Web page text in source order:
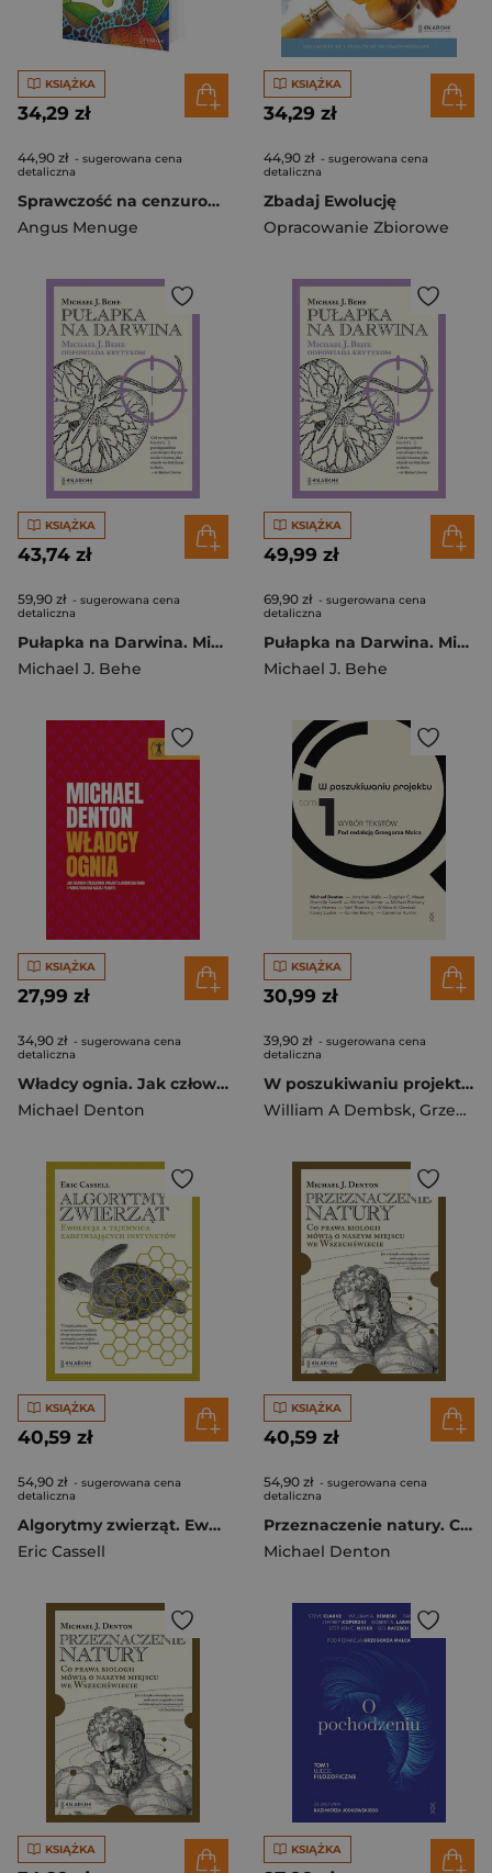
KSIĄŻKA
34,29 zł
44,90 zł - sugerowana cena
detaliczna
Sprawczość na cenzurowanym. Materializm a racjonalności nauki.
Angus Menuge
KSIĄŻKA
34,29 zł
44,90 zł - sugerowana cena
detaliczna
Zbadaj Ewolucję
Opracowanie Zbiorowe
KSIĄŻKA
43,74 zł
59,90 zł - sugerowana cena
detaliczna
Pułapka na Darwina. Michael J. Behe odpowiada krytykom
Michael J. Behe
KSIĄŻKA
49,99 zł
69,90 zł - sugerowana cena
detaliczna
Pułapka na Darwina. Michael J. Behe odpowiada krytykom
Michael J. Behe
KSIĄŻKA
27,99 zł
34,90 zł - sugerowana cena
detaliczna
Władcy ognia. Jak człowiek zrealizował projekt ujarzmienia ognia i przekształcenia naszej planety
Michael Denton
KSIĄŻKA
30,99 zł
39,90 zł - sugerowana cena
detaliczna
W poszukiwaniu projektu T.1 Wybór tekstów
William A Dembsk, Grzegorz Malec
KSIĄŻKA
40,59 zł
54,90 zł - sugerowana cena
detaliczna
Algorytmy zwierząt. Ewolucja a tajemnica zadziwiających instynktów
Eric Cassell
KSIĄŻKA
40,59 zł
54,90 zł - sugerowana cena
detaliczna
Przeznaczenie natury. Co prawa biologii mówią o naszym miejscu we Wszechświecie
Michael Denton
KSIĄŻKA KSIĄŻKA